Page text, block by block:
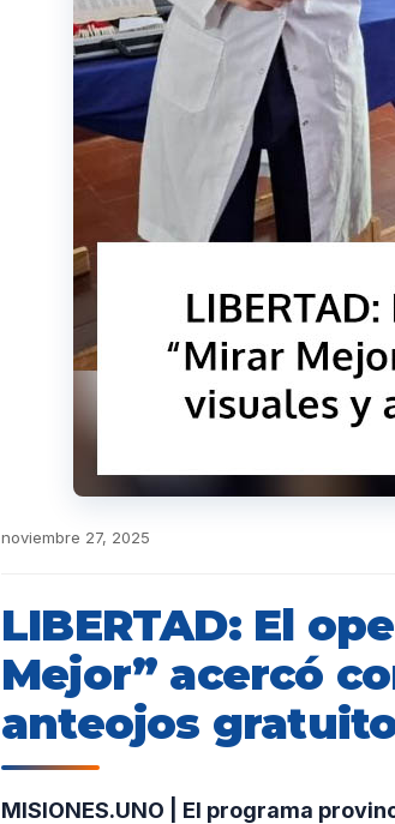
noviembre 27, 2025
LIBERTAD: El
Mejor” acercó
anteojos
MISIONES.UNO | El programa